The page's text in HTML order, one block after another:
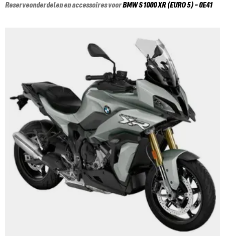
Reserveonderdelen en accessoires voorBMWS 1000 XR (EURO 5) - 0E41